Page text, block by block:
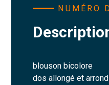
NUMÉRO
blouson bicolore
dos allongé et